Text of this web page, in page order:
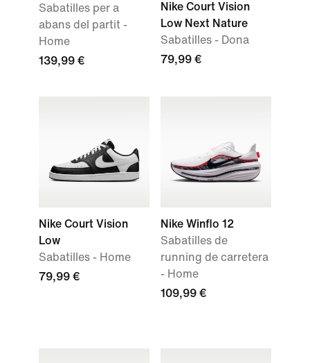
Sabatilles per a
abans del partit -
Home
139,99 €
Nike Court Vision
Low Next Nature
Sabatilles - Dona
79,99 €
Nike Court Vision
Low
Sabatilles - Home
79,99 €
Nike Winflo 12
Sabatilles de
running de carretera
- Home
109,99 €